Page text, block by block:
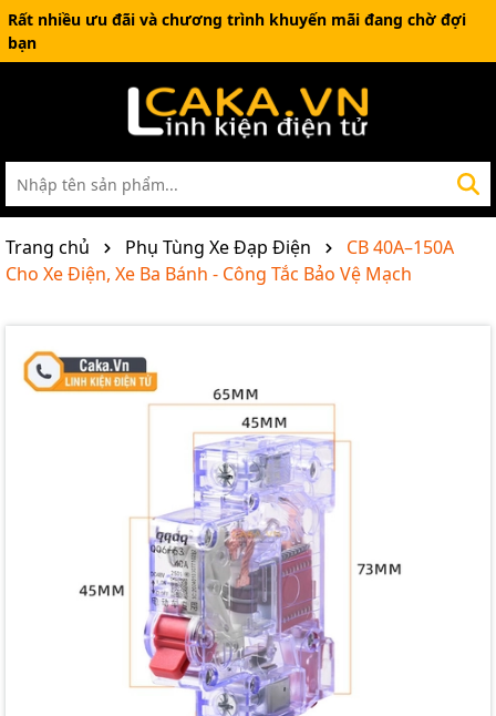
Rất nhiều ưu đãi và chương trình khuyến mãi đang chờ đợi
bạn
Trang chủ Phụ Tùng Xe Đạp Điện
CB 40A–150A
Cho Xe Điện, Xe Ba Bánh - Công Tắc Bảo Vệ Mạch